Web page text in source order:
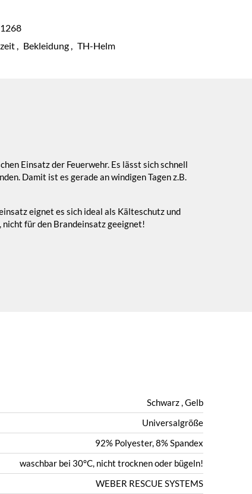
, Bekleidung, TH-Helm
Einsatz der Feuerwehr. Es lässt sich schnell
Damit ist es gerade an windigen Tagen z.B.
eignet es sich ideal als Kälteschutz und
nicht für den Brandeinsatz geeignet!
Schwarz ,Gelb
Universalgröße
92% Polyester, 8% Spandex
waschbar bei 30°C, nicht trocknen oder bügeln!
WEBER RESCUE SYSTEMS